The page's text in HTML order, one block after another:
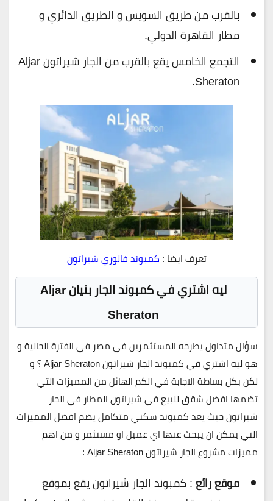
بالقرب من طريق السويس و الطريق الدائري و
مطار القاهرة الدولي.
التجمع الخامس يقع بالقرب من الجار شيراتون Aljar
Sheraton
.
تعرف ايضا :كمبوند فالوري شيراتون
ليه اشتري في كمبوند الجار بنيان Aljar
Sheraton
سؤال متداول يطرحه المستثمرين في مصر في الفترة الحالية و
هو ليه اشتري في كمبوند الجار شيراتون Aljar Sheraton ؟ و
لكن بكل بساطة الاجابة في الكم الهائل من المميزات التي
تضمها افضل شقق للبيع في شيراتون المطار في الجار
شيراتون حيث يعد كمبوند سكني متكامل يضم افضل المميزات
التي يمكن ان يبحث عنها اي عميل او مستثمر و من اهم
مميزات مشروع الجار شيراتون Aljar Sheraton :
موقع رائع: كمبوند الجار شيراتون يقع بموقع